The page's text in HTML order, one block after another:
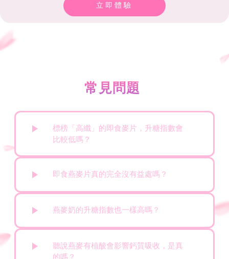
立即體驗
常見問題
標榜「高纖」的即食麥片，升糖指數會
比較低嗎？
即食燕麥片真的完全沒有益處嗎？
燕麥奶的升糖指數也一樣高嗎？
聽說燕麥有植酸會影響鈣質吸收，是真
的嗎？